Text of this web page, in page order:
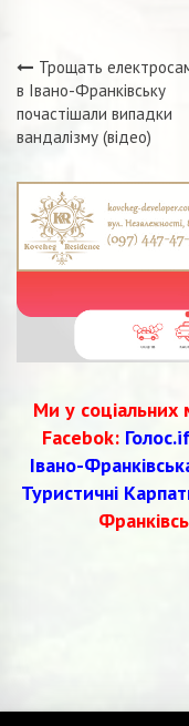
записів
Трощать
в Івано-Франківську
почастішали випадки
вандалізму (відео)
Ми у соціальних
Facebok:
Івано-
Туристичні